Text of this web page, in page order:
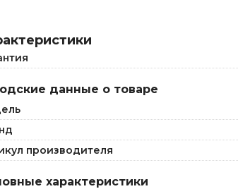
данные о товаре
производителя
характеристики